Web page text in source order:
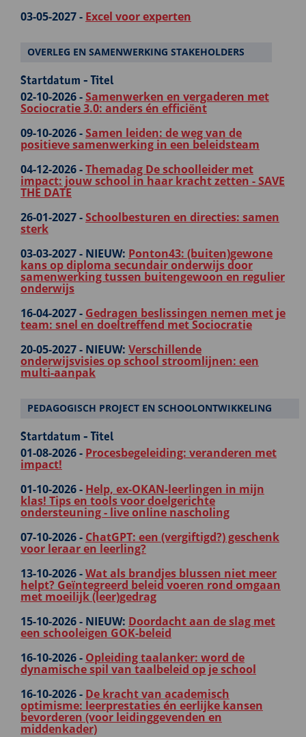
03-05-2027 - Excel voor experten
OVERLEG EN SAMENWERKING STAKEHOLDERS
Startdatum - Titel
02-10-2026 -Samenwerken en vergaderen met
Sociocratie 3.0: anders én efficiënt
09-10-2026 -Samen leiden: de weg van de
positieve samenwerking in een beleidsteam
04-12-2026 -Themadag De schoolleider met
impact: jouw school in haar kracht zetten - SAVE
THE DATE
26-01-2027 -Schoolbesturen en directies: samen
sterk
03-03-2027 - NIEUW: Ponton43: (buiten)gewone
kans op diploma secundair onderwijs door
samenwerking tussen buitengewoon en regulier
onderwijs
16-04-2027 - Gedragen beslissingen nemen met je
team: snel en doeltreffend met Sociocratie
20-05-2027 - NIEUW: Verschillende
onderwijsvisies op school stroomlijnen: een
multi-aanpak
PEDAGOGISCH PROJECT EN SCHOOLONTWIKKELING
Startdatum - Titel
01-08-2026 - Procesbegeleiding: veranderen met
impact!
01-10-2026 - Help, ex-OKAN-leerlingen in mijn
klas! Tips en tools voor doelgerichte
ondersteuning - live online nascholing
07-10-2026 - ChatGPT: een (vergiftigd?) geschenk
voor leraar en leerling?
13-10-2026 -Wat als brandjes blussen niet meer
helpt? Geïntegreerd beleid voeren rond omgaan
met moeilijk (leer)gedrag
15-10-2026 - NIEUW: Doordacht aan de slag met
een schooleigen GOK-beleid
16-10-2026 - Opleiding taalanker: word de
dynamische spil van taalbeleid op je school
16-10-2026 - De kracht van academisch
optimisme: leerprestaties én eerlijke kansen
bevorderen (voor leidinggevenden en
middenkader)